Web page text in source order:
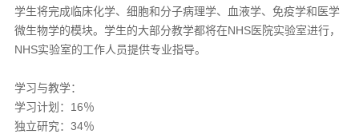
学生将完成临床化学、细胞和分子病理学、血液学、免疫学和医学
微生物学的模块。学生的大部分教学都将在NHS医院实验室进行，
NHS实验室的工作人员提供专业指导。
学习与教学：
学习计划：16％
独立研究：34％